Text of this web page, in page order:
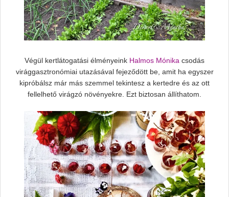
Végül kertlátogatási élményeink Halmos Mónika csodás
virággasztronómiai utazásával fejeződött be, amit ha egyszer
kipróbálsz már más szemmel tekintesz a kertedre és az ott
fellelhető virágzó növényekre. Ezt biztosan állíthatom.